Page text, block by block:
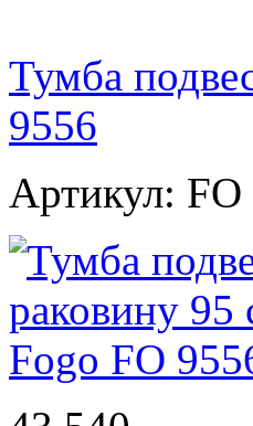
Тумба
9556
Артикул: FO